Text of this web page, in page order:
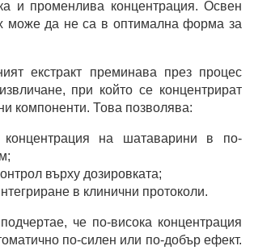
и променлива концентрация. Освен
може да не са в оптимална форма за
екстракт преминава през процес
при който се концентрират
компоненти. Това позволява:
концентрация на шатаварини в по-
върху дозировката;
в клинични протоколи.
че по-висока концентрация
по-силен или по-добър ефект.